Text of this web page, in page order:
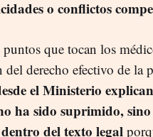
o conflictos
que tocan los
derecho efectivo de la
el Ministerio
ha sido suprimido, sino
del texto legal